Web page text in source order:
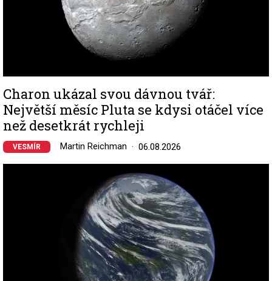
Charon ukázal svou dávnou tvář:
Největší měsíc Pluta se kdysi otáčel více
než desetkrát rychleji
VESMÍR Martin Reichman 06.08.2026